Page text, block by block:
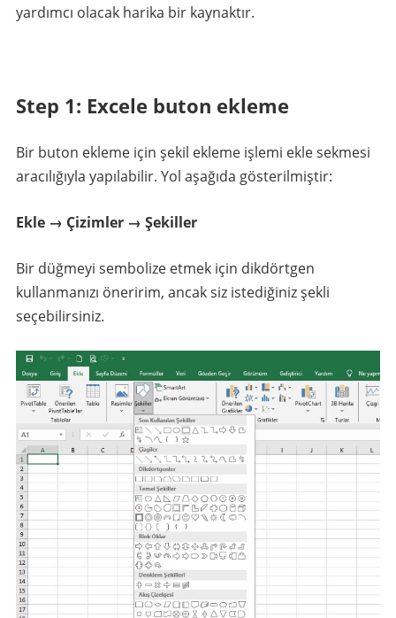
yardımcı olacak harika bir kaynaktır.
Step 1: Excele buton ekleme
Bir buton ekleme için şekil ekleme işlemi ekle sekmesi
aracılığıyla yapılabilir. Yol aşağıda gösterilmiştir:
Ekle → Çizimler → Şekiller
Bir düğmeyi sembolize etmek için dikdörtgen
kullanmanızı öneririm, ancak siz istediğiniz şekli
seçebilirsiniz.